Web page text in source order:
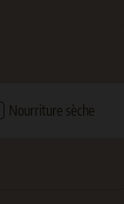
Nourriture sèche